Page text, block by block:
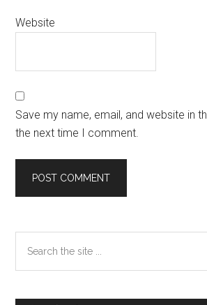
Website
Save my name, email, and website in
the next time I comment.
Primary
Sidebar
the